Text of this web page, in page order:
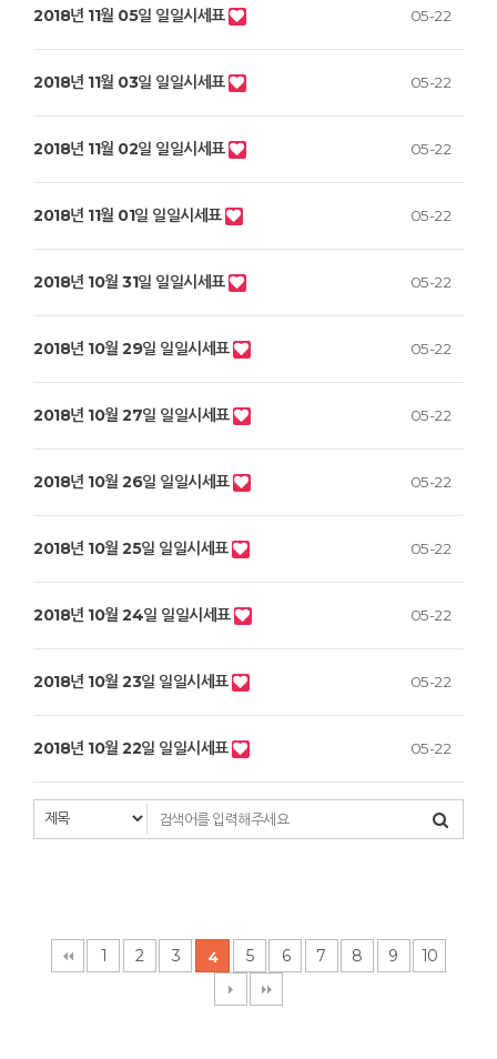
2018년 11월 05일 일일시세표 05-22
2018년 11월 03일 일일시세표 05-22
2018년 11월 02일 일일시세표 05-22
2018년 11월 01일 일일시세표 05-22
2018년 10월 31일 일일시세표 05-22
2018년 10월 29일 일일시세표 05-22
2018년 10월 27일 일일시세표 05-22
2018년 10월 26일 일일시세표 05-22
2018년 10월 25일 일일시세표 05-22
2018년 10월 24일 일일시세표 05-22
2018년 10월 23일 일일시세표 05-22
2018년 10월 22일 일일시세표 05-22
1 2 3 4 5 6 7 8 9 10